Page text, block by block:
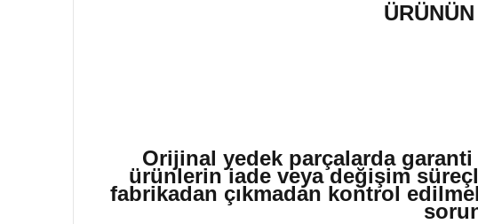
Orijinal yedek parçalarda
ürünlerin iade veya değişim
fabrikadan çıkmadan kontrol